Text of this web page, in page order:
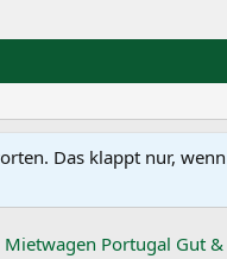
Das klappt nur,